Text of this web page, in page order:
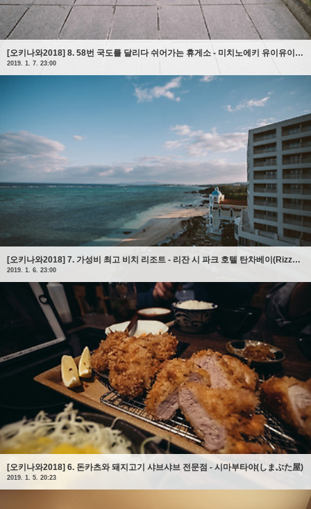
[오키나와2018] 8. 58번 국도를 달리다 쉬어가는 휴게소 - 미치노에키 유이유이쿠니가미(道の駅 ゆいゆい国頭)
2019. 1. 7. 23:00
[오키나와2018] 7. 가성비 최고 비치 리조트 - 리잔 시 파크 호텔 탄차베이(Rizzan Sea Hotel) - 2탄
2019. 1. 6. 23:00
[오키나와2018] 6. 돈카츠와 돼지고기 샤브샤브 전문점 - 시마부타야(しまぶた屋)
2019. 1. 5. 20:23